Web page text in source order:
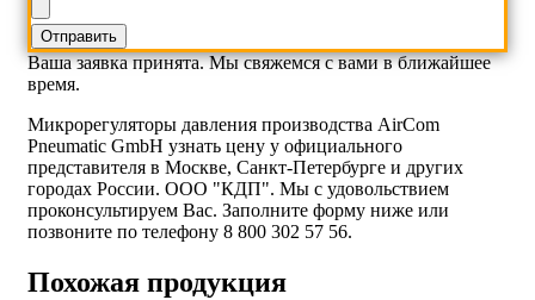
Ваша заявка принята. Мы свяжемся с вами в ближайшее
время.
Микрорегуляторы давления производства AirCom
Pneumatic GmbH узнать цену у официального
представителя в Москве, Санкт-Петербурге и других
городах России. ООО "КДП". Мы с удовольствием
проконсультируем Вас. Заполните форму ниже или
позвоните по телефону 8 800 302 57 56.
Похожая продукция